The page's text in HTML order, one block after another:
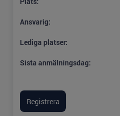
Ansvarig:
Lediga platser:
Sista anmälningsdag: